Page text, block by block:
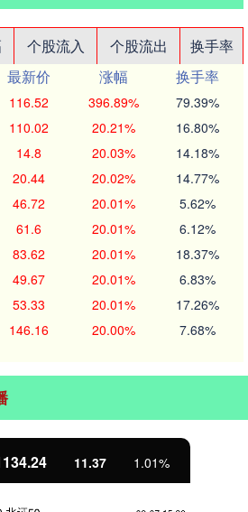
个股流入 个股流出
换手率
最新价 涨幅
换手率
116.52 396.89% 79.39%
110.02 20.21% 16.80%
14.8 20.03% 14.18%
20.44 20.02% 14.77%
46.72 20.01% 5.62%
61.6 20.01% 6.12%
83.62 20.01% 18.37%
49.67 20.01% 6.83%
53.33 20.01% 17.26%
146.16 20.00% 7.68%
11.37 1.01%